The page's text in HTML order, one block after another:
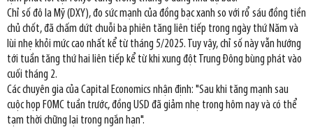
Chỉ số đô la Mỹ (DXY), đo sức mạnh của đồng bạc xanh so với rổ sáu đồng tiền
chủ chốt, đã chấm dứt chuỗi ba phiên tăng liên tiếp trong ngày thứ Năm và
lùi nhẹ khỏi mức cao nhất kể từ tháng 5/2025. Tuy vậy, chỉ số này vẫn hướng
tới tuần tăng thứ hai liên tiếp kể từ khi xung đột Trung Đông bùng phát vào
cuối tháng 2.
Các chuyên gia của Capital Economics nhận định: "Sau khi tăng mạnh sau
cuộc họp FOMC tuần trước, đồng USD đã giảm nhẹ trong hôm nay và có thể
tạm thời chững lại trong ngắn hạn".